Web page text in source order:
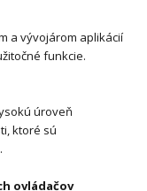
a vývojárom aplikácií
funkcie.
úroveň
ktoré sú
ovládačov